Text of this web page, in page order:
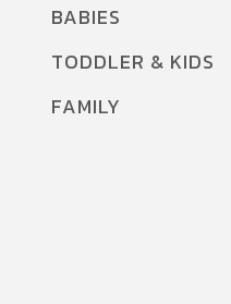
BABIES
TODDLER & KIDS
FAMILY